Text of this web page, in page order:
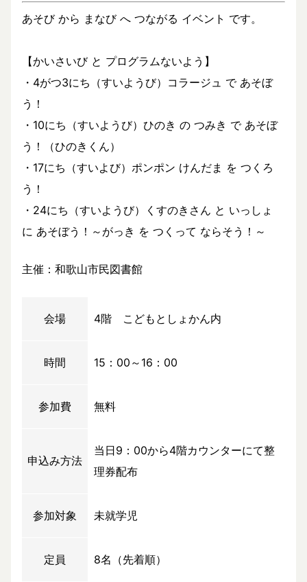
あそび から まなび へ つながる イベント です。
【かいさいび と プログラムないよう】
・4がつ3にち（すいようび）コラージュ で あそぼ
う！
・10にち（すいようび）ひのき の つみき で あそぼ
う！（ひのきくん）
・17にち（すいよび）ポンポン けんだま を つくろ
う！
・24にち（すいようび）くすのきさん と いっしょ
に あそぼう！～がっき を つくって ならそう！～
主催：和歌山市民図書館
会場 4階 こどもとしょかん内
時間 15：00～16：00
参加費 無料
申込み方法
当日9：00から4階カウンターにて整
理券配布
参加対象 未就学児
定員 8名（先着順）